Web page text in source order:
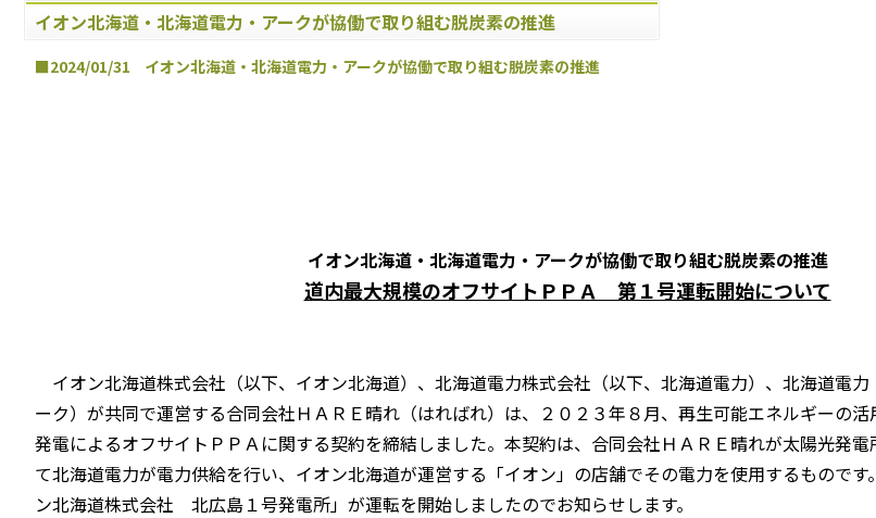
イオン北海道・北海道電力・アークが協働で取り組む脱炭素の推進
■2024/01/31 イオン北海道・北海道電力・アークが協働で取り組む脱炭素の推進
イオン北海道・北海道電力・アークが協働で取り組む脱炭素の推進
道内最大規模のオフサイトＰＰＡ 第１号運転開始について
イオン北海道株式会社（以下、イオン北海道）、北海道電力株式会社（以下、北海道電力）、北海道電
ーク）が共同で運営する合同会社ＨＡＲＥ晴れ（はればれ）は、２０２３年８月、再生可能エネルギーの
発電によるオフサイトＰＰＡに関する契約を締結しました。本契約は、合同会社ＨＡＲＥ晴れが太陽光発
て北海道電力が電力供給を行い、イオン北海道が運営する「イオン」の店舗でその電力を使用するもので
ン北海道株式会社 北広島１号発電所」が運転を開始しましたのでお知らせします。